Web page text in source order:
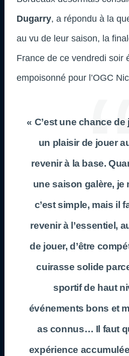
Dugarry, a répondu à la
au vu de leur saison, la
France de ce vendredi soir
empoisonné pour l’OGC
« C’est une chance
un plaisir de jouer
revenir à la base.
une saison galère, je
c’est simple, mais il
revenir à l’essentiel,
de jouer, d’être
cuirasse solide
sportif de haut
événements bons et
as connus… Il faut
expérience